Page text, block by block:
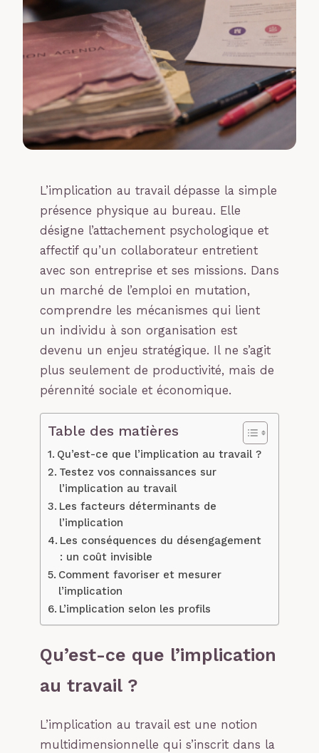
L’implication au travail dépasse la simple
présence physique au bureau. Elle
désigne l’attachement psychologique et
affectif qu’un collaborateur entretient
avec son entreprise et ses missions. Dans
un marché de l’emploi en mutation,
comprendre les mécanismes qui lient
un individu à son organisation est
devenu un enjeu stratégique. Il ne s’agit
plus seulement de productivité, mais de
pérennité sociale et économique.
Table des matières
Qu’est-ce que l’implication au travail ?
Testez vos connaissances sur
l’implication au travail
Les facteurs déterminants de
l’implication
Les conséquences du désengagement
: un coût invisible
Comment favoriser et mesurer
l’implication
L’implication selon les profils
Qu’est-ce que l’implication
au travail ?
L’implication au travail est une notion
multidimensionnelle qui s’inscrit dans la